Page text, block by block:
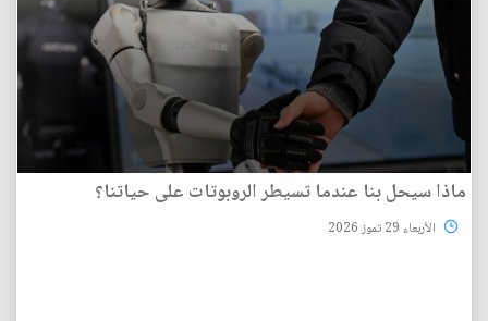
ماذا سيحل بنا عندما تسيطر الروبوتات على حياتنا؟
الأربعاء 29 تموز 2026